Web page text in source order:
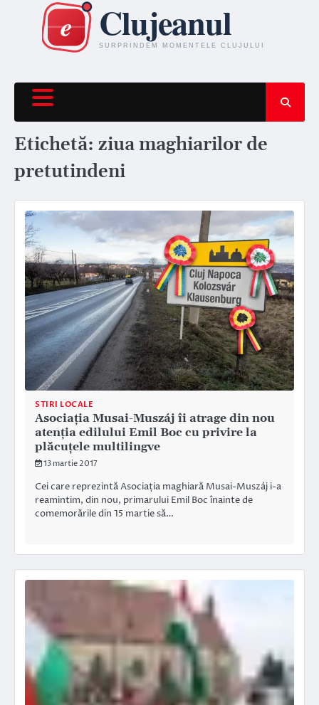
content
Etichetă: ziua maghiarilor de
pretutindeni
STIRI LOCALE
Asociația Musai-Muszáj îi atrage din nou
atenția edilului Emil Boc cu privire la
plăcuțele multilingve
13 martie 2017
Cei care reprezintă Asociația maghiară Musai-Muszáj i-a
reamintim, din nou, primarului Emil Boc înainte de
comemorările din 15 martie să…